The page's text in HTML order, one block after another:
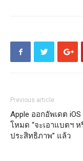
Previous article
Apple ออกอัพเดต iOS
โหมด “จะเอาแบตฯ ห
ประสิทธิภาพ” แล้ว